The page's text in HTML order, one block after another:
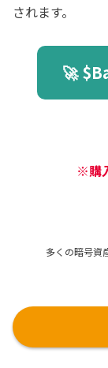
されます。
🚀
※購
多くの暗号資